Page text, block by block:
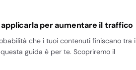
per aumentare il traffico
che i tuoi contenuti finiscano tra i
guida è per te. Scopriremo il